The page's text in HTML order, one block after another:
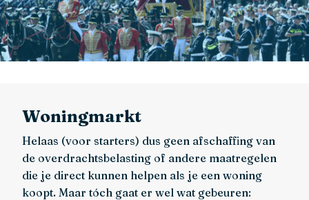
Woningmarkt
Helaas (voor starters) dus geen afschaffing van
de overdrachtsbelasting of andere maatregelen
die je direct kunnen helpen als je een woning
koopt. Maar tóch gaat er wel wat gebeuren: